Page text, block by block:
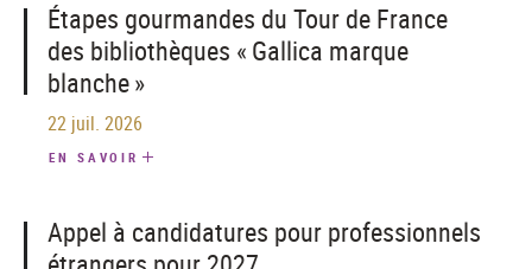
Étapes gourmandes du Tour de France
des bibliothèques « Gallica marque
blanche »
22 juil. 2026
EN SAVOIR
Appel à candidatures pour professionnels